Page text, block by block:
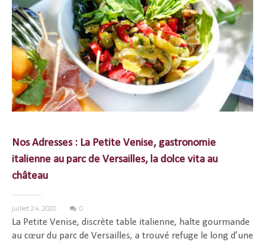
Nos Adresses : La Petite Venise, gastronomie
italienne au parc de Versailles, la dolce vita au
château
juillet 24, 2020 0
La Petite Venise, discrète table italienne, halte gourmande
au cœur du parc de Versailles, a trouvé refuge le long d’une